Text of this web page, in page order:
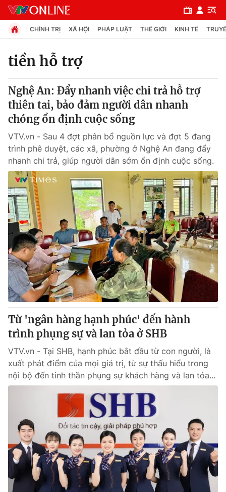
Chuyên mục
Chính trị
Pháp luật
Y tế
Thế giới
Tin tức
Thế giới đó đây
Câu chuyện quốc tế
Kinh tế
Tài chính
Thị trường
Góc doanh nghiệp
Dữ liệu và đời sống
Truyền hình
Phim VTV
Hậu trường
Nhân vật
Khán giả
Giải trí
Điện ảnh
Âm nhạc
Đời sống
Du lịch
Chất lượng cuộc sống
Học trực tuyến
Công nghệ
Hitech Công nghệ tương lai
Sản phẩm
Thị trường
Giao lưu trực tuyến
Lịch phát sóng
CHÍNH TRỊ XÃ HỘI PHÁP LUẬT THẾ GIỚI KINH TẾ
tiền hỗ trợ
Nghệ An: Đẩy nhanh việc chi trả hỗ trợ
thiên tai, bảo đảm người dân nhanh
chóng ổn định cuộc sống
VTV.vn - Sau 4 đợt phân bổ nguồn lực và đợt 5 đang
trình phê duyệt, các xã, phường ở Nghệ An đang đẩy
nhanh chi trả, giúp người dân sớm ổn định cuộc sống.
Từ 'ngân hàng hạnh phúc' đến hành
trình phụng sự và lan tỏa ở SHB
VTV.vn - Tại SHB, hạnh phúc bắt đầu từ con người, là
xuất phát điểm của mọi giá trị, từ sự thấu hiểu trong
nội bộ đến tinh thần phụng sự khách hàng và lan tỏa...